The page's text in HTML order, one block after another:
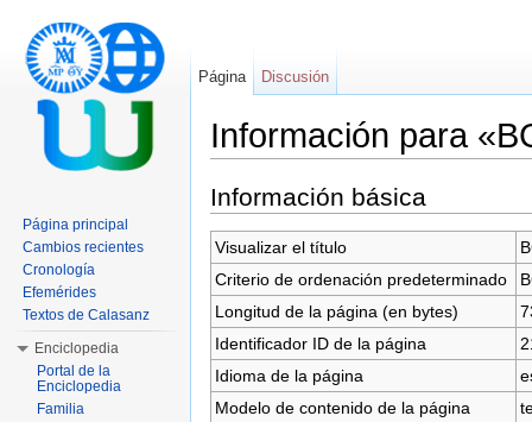
Información para
Información básica
Visualizar el título
Criterio de ordenación predeterminado
Longitud de la página (en bytes)
Identificador ID de la página
Idioma de la página
Modelo de contenido de la página
Página Discusión
Página principal
Cambios recientes
Cronología
Efemérides
Textos de Calasanz
Enciclopedia
Portal de la
Enciclopedia
Familia